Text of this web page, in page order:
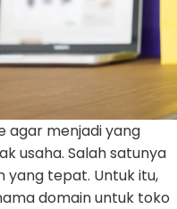
agar menjadi yang
usaha. Salah satunya
tepat. Untuk itu,
domain untuk toko